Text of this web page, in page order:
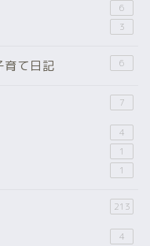
6
3
て日記 6
7
4
1
1
213
4